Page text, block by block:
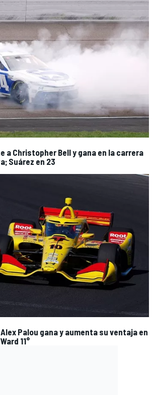
a Christopher Bell y gana en la carrera
Suárez en 23
Palou gana y aumenta su ventaja en
11°